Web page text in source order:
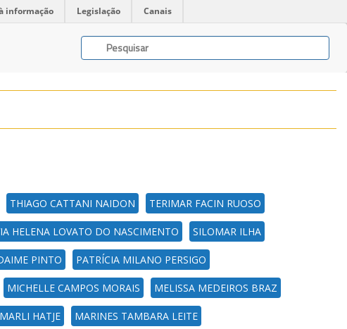
informação Legislação Canais
THIAGO CATTANI NAIDON TERIMAR FACIN RUOSO
HELENA LOVATO DO NASCIMENTO SILOMAR ILHA
PINTO PATRÍCIA MILANO PERSIGO
MICHELLE CAMPOS MORAIS MELISSA MEDEIROS BRAZ
MARLI HATJE MARINES TAMBARA LEITE